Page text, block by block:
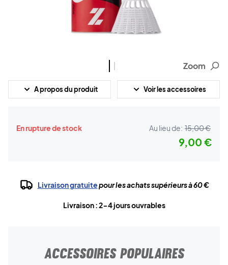
Zoom
A propos du produit Voir les accessoires
En rupture de stock Au lieu de: 15,00 €
9,00 €
Livraison gratuitepour les achats supérieurs à 60 €
Livraison : 2-4 jours ouvrables
ACCESSOIRES POPULAIRES